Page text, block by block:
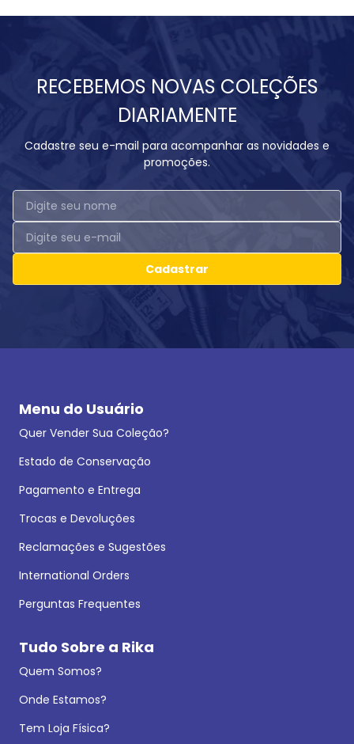
RECEBEMOS NOVAS COLEÇÕES
DIARIAMENTE
Cadastre seu e-mail para acompanhar as novidades e
promoções.
Cadastrar
Menu do Usuário
Quer Vender Sua Coleção?
Estado de Conservação
Pagamento e Entrega
Trocas e Devoluções
Reclamações e Sugestões
International Orders
Perguntas Frequentes
Tudo Sobre a Rika
Quem Somos?
Onde Estamos?
Tem Loja Física?